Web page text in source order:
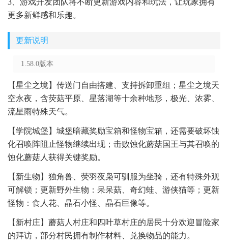
3、游戏开发团队将不断更新游戏内容和玩法，让玩家拥有
更多新鲜感和乐趣。
更新说明
1.58.0版本
【星尘之境】传送门自由搭建、支持拆卸重组；星尘之境天
空永夜，含荧菇平原、星落湖等十余种地形，极光、浓雾、
流星雨特殊天气。
【学院城堡】城堡暗藏奖励宝箱和怪物宝箱，还需要破坏蚀
化召唤阵阻止怪物继续出现；击败蚀化蘑菇国王与其召唤的
蚀化蘑菇人获得关键奖励。
【新生物】独角兽、荧羽夜枭可驯服为坐骑，还有特殊外观
可解锁；更新野外生物：呆呆菇、奇幻蛙、游侠猫等；更新
怪物：食人花、晶石小怪、晶石巨像等。
【新村庄】蘑菇人村庄和四叶草村庄的居民十分欢迎冒险家
的拜访，部分村民拥有制作材料、兑换物品的能力。